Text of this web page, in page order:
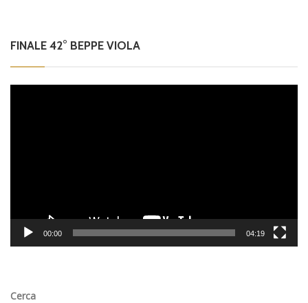
FINALE 42° BEPPE VIOLA
00:00 04:19
Cerca